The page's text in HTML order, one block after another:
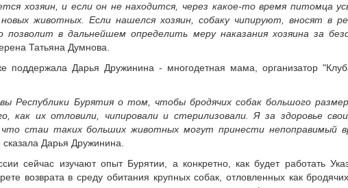
хозяин, и если он не находится, через какое-то время питомца
животных. Если нашелся хозяин, собаку чипируют, вносят в
позволит в дальнейшем определить меру наказания хозяина за
Татьяна Думнова.
поддержала Дарья Дружинина - многодетная мама, организатор
Республики Бурятия о том, чтобы бродячих собак большого
как их отловили, чипировали и стерилизовали. Я за здоровье
что стаи таких больших животных могут принести непоправимый
сказала Дарья Дружинина.
сейчас изучают опыт Бурятии, а конкретно, как будет работать
возврата в среду обитания крупных собак, отловленных как